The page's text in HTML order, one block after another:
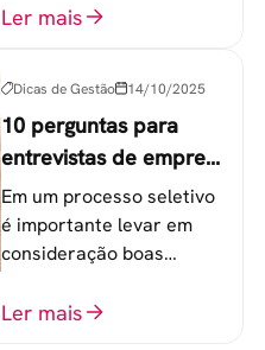
o atingimento das metas
Ler mais
Dicas de Gestão 14/10/2025
10 perguntas para
entrevistas de emprego
que recrutadores não
devem fazer
Em um processo seletivo
é importante levar em
consideração boas
o perfil do profissional e
Ler mais